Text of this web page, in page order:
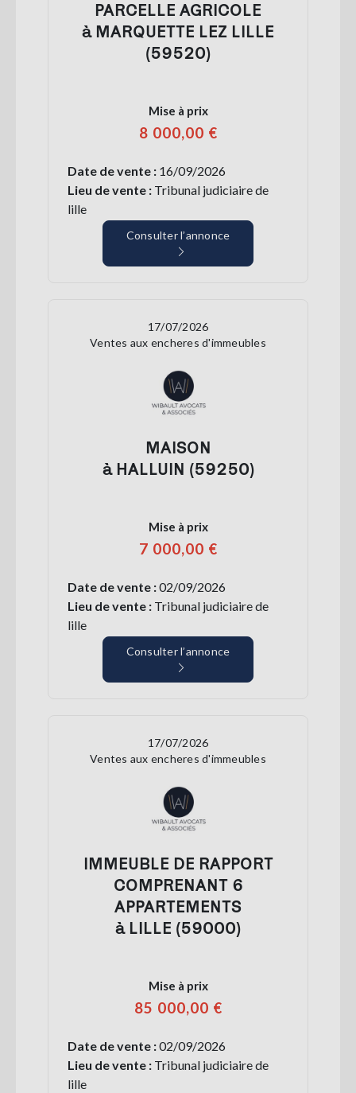
PARCELLE AGRICOLE
à MARQUETTE LEZ LILLE
(59520)
Mise à prix
8 000,00 €
Date de vente : 16/09/2026
Lieu de vente : Tribunal judiciaire de
lille
Consulter l’annonce
17/07/2026
Ventes aux encheres d'immeubles
MAISON
à HALLUIN (59250)
Mise à prix
7 000,00 €
Date de vente :02/09/2026
Lieu de vente : Tribunal judiciaire de
lille
Consulter l’annonce
17/07/2026
Ventes aux encheres d'immeubles
IMMEUBLE DE RAPPORT
COMPRENANT 6
APPARTEMENTS
à LILLE (59000)
Mise à prix
85 000,00 €
Date de vente :02/09/2026
Lieu de vente : Tribunal judiciaire de
lille